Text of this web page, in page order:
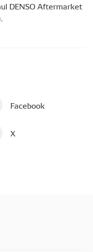
DENSO Aftermarket
Facebook
X